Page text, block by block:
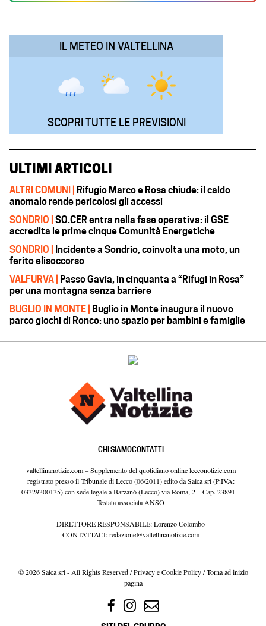
IL METEO IN VALTELLINA
SCOPRI TUTTE LE PREVISIONI
ULTIMI ARTICOLI
ALTRI COMUNI |
Rifugio Marco e Rosa chiude: il caldo
anomalo rende pericolosi gli accessi
SONDRIO | SO.CER entra nella fase operativa: il GSE
accredita le prime cinque Comunità Energetiche
SONDRIO |
Incidente a Sondrio, coinvolta una moto, un
ferito elisoccorso
VALFURVA |
Passo Gavia, in cinquanta a “Rifugi in Rosa”
per una montagna senza barriere
BUGLIO IN MONTE |
Buglio in Monte inaugura il nuovo
parco giochi di Ronco: uno spazio per bambini e famiglie
CHI SIAMOCONTATTI
valtellinanotizie.com – Supplemento del quotidiano online lecconotizie.com
registrato presso il Tribunale di Lecco (06/2011) edito da Salca srl (P.IVA:
03329300135) con sede legale a Barzanò (Lecco) via Roma, 2 – Cap. 23891 –
Testata associata ANSO
DIRETTORE RESPONSABILE: Lorenzo Colombo
CONTATTACI:redazione@valtellinanotizie.com
© 2026 Salca srl - All Rights Reserved /Privacy e Cookie Policy/Torna ad inizio
pagina